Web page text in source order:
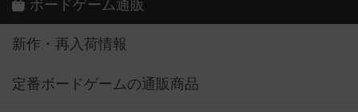
ボードゲーム通販
新作・再入荷情報
定番ボードゲームの通販商品